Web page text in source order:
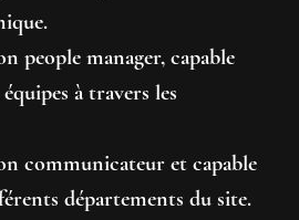
people manager, capable
à travers les
communicateur et capable
départements du site.